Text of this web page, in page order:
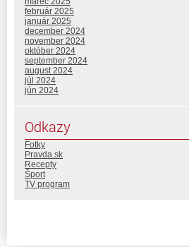
február 2025
január 2025
december 2024
november 2024
október 2024
september 2024
august 2024
júl 2024
jún 2024
Odkazy
Fotky
Pravda.sk
Recepty
Šport
TV program